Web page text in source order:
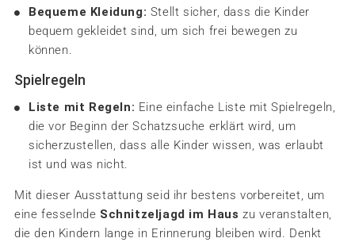
Bequeme Kleidung: Stellt sicher, dass die Kinder
bequem gekleidet sind, um sich frei bewegen zu
können.
Spielregeln
Liste mit Regeln: Eine einfache Liste mit Spielregeln,
die vor Beginn der Schatzsuche erklärt wird, um
sicherzustellen, dass alle Kinder wissen, was erlaubt
ist und was nicht.
Mit dieser Ausstattung seid ihr bestens vorbereitet, um
eine fesselnde Schnitzeljagd im Haus zu veranstalten,
die den Kindern lange in Erinnerung bleiben wird. Denkt